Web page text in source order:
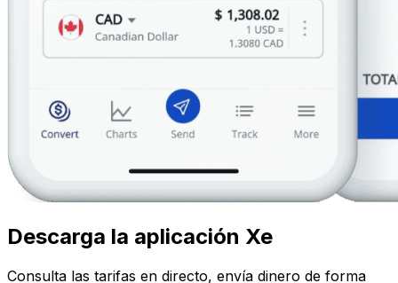
Descarga la aplicación Xe
Consulta las tarifas en directo, envía dinero de forma